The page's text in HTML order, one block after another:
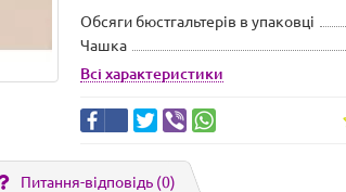
Обсяги бюстгальтерів в упаковці
Чашка
Всі характеристики
Питання-відповідь (0)